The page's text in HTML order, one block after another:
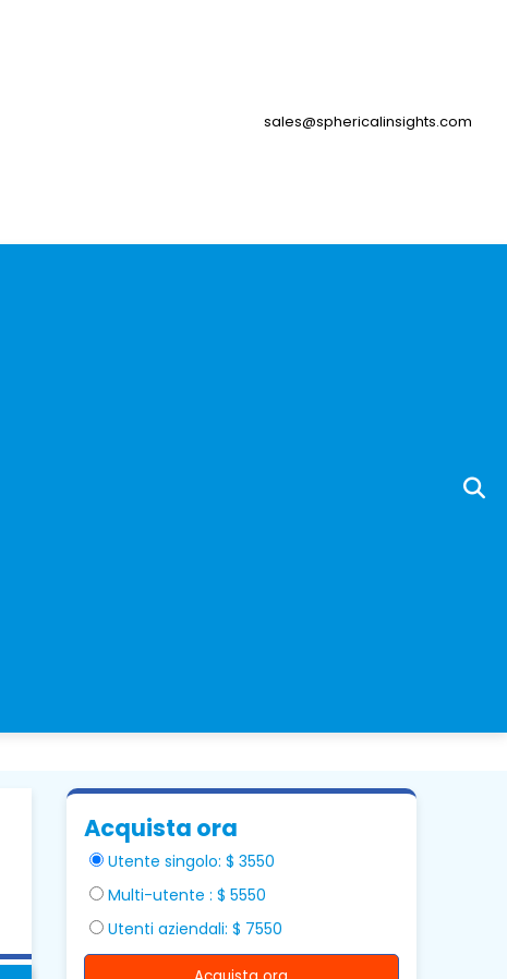
sales@sphericalinsights.com
Acquista ora
Utente singolo: $ 3550
Multi-utente : $ 5550
Utenti aziendali: $ 7550